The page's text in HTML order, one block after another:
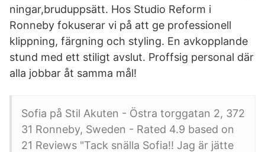
ningar,bruduppsätt. Hos Studio Reform i
Ronneby fokuserar vi på att ge professionell
klippning, färgning och styling. En avkopplande
stund med ett stiligt avslut. Proffsig personal där
alla jobbar åt samma mål!
Sofia på Stil Akuten - Östra torggatan 2, 372
31 Ronneby, Sweden - Rated 4.9 based on
21 Reviews "Tack snälla Sofia!! Jag är jätte